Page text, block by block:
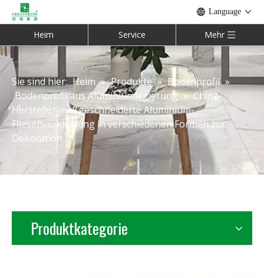
Language
Heim Service Mehr
Sie sind hier: Heim » Produkte » Bodenprofil »
Bodenprofil aus Aluminiumlegierung » China-
Hersteller maßgeschneiderte Aluminium-
Fliesenverkleidung in verschiedenen Formen zur
Dekoration
Produktkategorie